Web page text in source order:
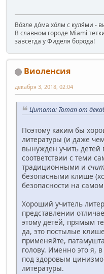
Во́зле до́ма хо́лм с куля́ми -
В славном городе Miami
завсегда у Фиделя борода!
Виоленсия
декабря 3, 2018, 02:04
Цитата: Toman от
Поэтому каким бы
литературы (и даже
вынужден учить
соответствии с теми
традиционными и
безопасными клише
безопасности на
Хороший учитель
представлении
этому детей, прямым
да, это постылые
применяйте,
голову. Именно это я,
под здоровым
литературы.